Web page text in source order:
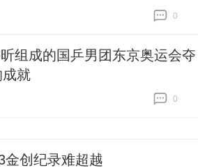
0
组成的国乒男团东京奥运会夺
就
0
金创纪录难超越